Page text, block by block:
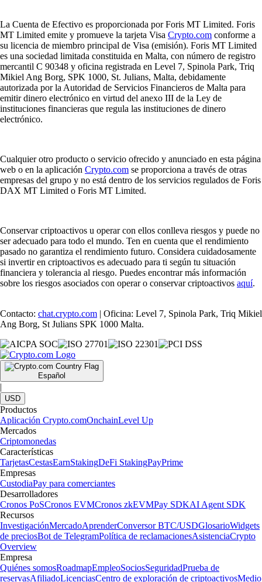
La Cuenta de Efectivo es proporcionada por Foris MT Limited. Foris
MT Limited emite y promueve la tarjeta Visa Crypto.com conforme a
su licencia de miembro principal de Visa (emisión). Foris MT Limited
es una sociedad limitada constituida en Malta, con número de registro
mercantil C 90348 y oficina registrada en Level 7, Spinola Park, Triq
Mikiel Ang Borg, SPK 1000, St. Julians, Malta, debidamente
autorizada por la Autoridad de Servicios Financieros de Malta para
emitir dinero electrónico en virtud del anexo III de la Ley de
instituciones financieras que regula las instituciones de dinero
electrónico.
Cualquier otro producto o servicio ofrecido y anunciado en esta página
web o en la aplicación Crypto.com se proporciona a través de otras
empresas del grupo y no está dentro de los servicios regulados de Foris
DAX MT Limited o Foris MT Limited.
Conservar criptoactivos u operar con ellos conlleva riesgos y puede no
ser adecuado para todo el mundo. Ten en cuenta que el rendimiento
pasado no garantiza el rendimiento futuro. Considera cuidadosamente
si invertir en criptoactivos es adecuado para ti según tu situación
financiera y tolerancia al riesgo. Puedes encontrar más información
sobre los riesgos asociados con operar o conservar criptoactivos aquí.
Contacto: chat.crypto.com | Oficina: Level 7, Spinola Park, Triq Mikiel
Ang Borg, St Julians SPK 1000 Malta.
Español
|
USD
Productos
Aplicación Crypto.comOnchainLevel Up
Mercados
Criptomonedas
Características
TarjetasCestasEarnStakingDeFi StakingPayPrime
Empresas
CustodiaPay para comerciantes
Desarrolladores
Cronos PoSCronos EVMCronos zkEVMPay SDKAI Agent SDK
Recursos
InvestigaciónMercadoAprenderConversor BTC/USDGlosarioWidgets
de preciosBot de TelegramPolítica de reclamacionesAsistenciaCrypto
Overview
Empresa
Quiénes somosRoadmapEmpleoSociosSeguridadPrueba de
reservasAfiliadoLicenciasCentro de exploración de criptoactivosMedio